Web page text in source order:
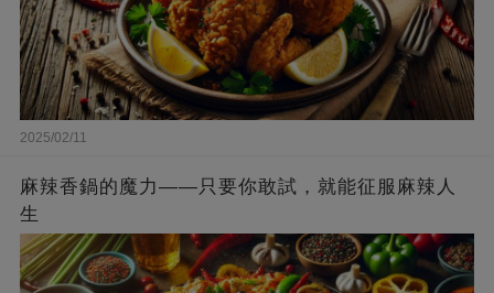
2025/02/11
麻辣香鍋的魔力——只要你敢試，就能征服麻辣人
生